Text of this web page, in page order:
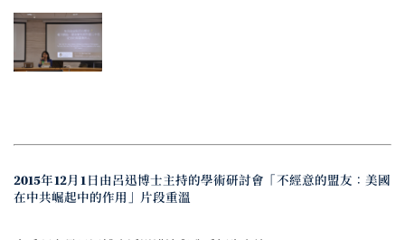
2015年12月1日由呂迅博士主持的學術研討會「不經意的盟友：美國
在中共崛起中的作用」片段重溫